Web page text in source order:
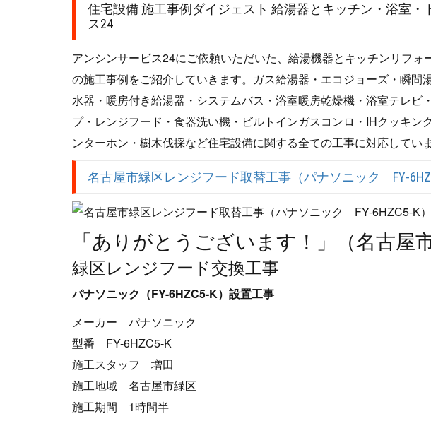
住宅設備 施工事例ダイジェスト 給湯器とキッチン・浴室
ス24
アンシンサービス24にご依頼いただいた、給湯機器とキッチンリフ
の施工事例をご紹介していきます。ガス給湯器・エコジョーズ・瞬間
水器・暖房付き給湯器・システムバス・浴室暖房乾燥機・浴室テレビ
プ・レンジフード・食器洗い機・ビルトインガスコンロ・IHクッキン
ンターホン・樹木伐採など住宅設備に関する全ての工事に対応してい
名古屋市緑区レンジフード取替工事（パナソニック FY-
「ありがとうございます！」（名古屋
緑区レンジフード交換工事
パナソニック（FY-6HZC5-K）設置工事
メーカー パナソニック
型番 FY-6HZC5-K
施工スタッフ 増田
施工地域 名古屋市緑区
施工期間 1時間半